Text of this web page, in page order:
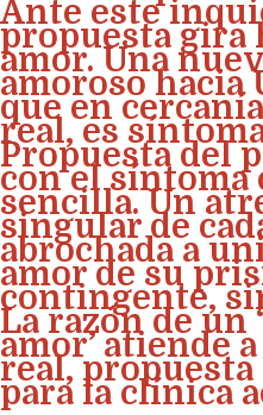
Ante este
propuesta gira
amor. Una
amoroso hacia
que en
real, es
Propuesta del
con el síntoma
sencilla. Un
singular de
abrochada a
amor de su
contingente,
La razón de un
amor’ atiende
real,
para la clínica